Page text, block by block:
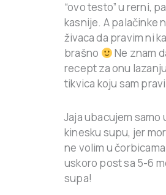
“ovo testo” u rerni,
kasnije. A palačinke
živaca da pravim ni
brašno
Ne znam
recept za onu
tikvica koju sam
Jaja ubacujem samo
kinesku supu, jer
ne volim u
uskoro post sa 5-6
supa!